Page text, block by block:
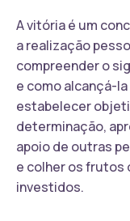
A vitória é um
a realização
compreender o
e como alcançá-
estabelecer
determinação,
apoio de outras
e colher os frutos
investidos.